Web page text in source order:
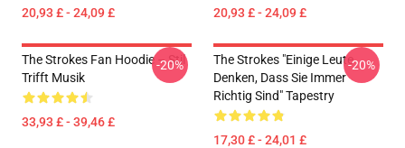
20,93 £ - 24,09 £ 20,93 £ - 24,09 £
The Strokes Fan Hoodie – Stil
Trifft Musik
33,93 £ - 39,46 £
-20%
The Strokes "Einige Leute
Denken, Dass Sie Immer
Richtig Sind" Tapestry
17,30 £ - 24,01 £
-20%